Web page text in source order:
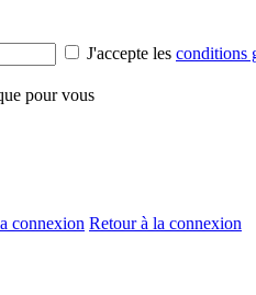
J'accepte les conditions
pour vous
connexion Retour à la connexion